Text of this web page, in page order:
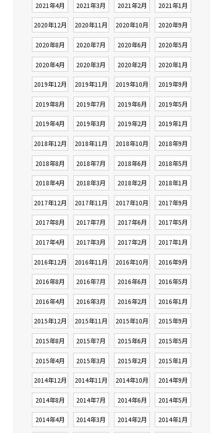
2021年4月 2021年3月 2021年2月 2021年1月
2020年12月 2020年11月 2020年10月 2020年9月
2020年8月 2020年7月 2020年6月 2020年5月
2020年4月 2020年3月 2020年2月 2020年1月
2019年12月 2019年11月 2019年10月 2019年9月
2019年8月 2019年7月 2019年6月 2019年5月
2019年4月 2019年3月 2019年2月 2019年1月
2018年12月 2018年11月 2018年10月 2018年9月
2018年8月 2018年7月 2018年6月 2018年5月
2018年4月 2018年3月 2018年2月 2018年1月
2017年12月 2017年11月 2017年10月 2017年9月
2017年8月 2017年7月 2017年6月 2017年5月
2017年4月 2017年3月 2017年2月 2017年1月
2016年12月 2016年11月 2016年10月 2016年9月
2016年8月 2016年7月 2016年6月 2016年5月
2016年4月 2016年3月 2016年2月 2016年1月
2015年12月 2015年11月 2015年10月 2015年9月
2015年8月 2015年7月 2015年6月 2015年5月
2015年4月 2015年3月 2015年2月 2015年1月
2014年12月 2014年11月 2014年10月 2014年9月
2014年8月 2014年7月 2014年6月 2014年5月
2014年4月 2014年3月 2014年2月 2014年1月